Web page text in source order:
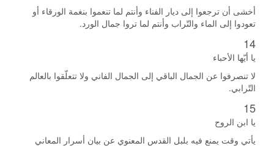
أخشى أن ترجعوا إلى ديار الفناء وأنتم لما تنعموا بنغمة الورقاء أو
تعودوا إلى الماء والتّراب وأنتم لما تروا جمال الورد.
14
يا أيّها الأحباء
لا تنصرفوا عن الجمال الباقي إلى الجمال الفاني ولا تتعلّقوا بالعالم
التّرابي.
15
يا ابن الروح
يأتي وقت يمنع فيه بلبل القدس المعنوي عن بيان أسرار المعاني